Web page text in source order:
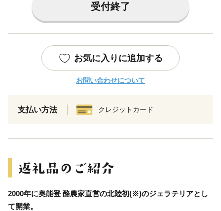
受付終了
お気に入りに追加する
お問い合わせについて
支払い方法 クレジットカード
2000年に奥能登 酪農家直営の北陸初(※)のジェラテリアとし
て開業。